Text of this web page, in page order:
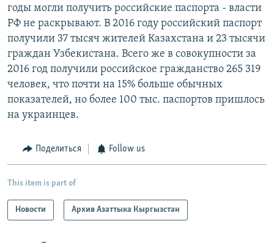
годы могли получить российские паспорта - власти
РФ не раскрывают. В 2016 году российский паспорт
получили 37 тысяч жителей Казахстана и 23 тысячи
граждан Узбекистана. Всего же в совокупности за
2016 год получили российское гражданство 265 319
человек, что почти на 15% больше обычных
показателей, но более 100 тыс. паспортов пришлось
на украинцев.
Поделиться Follow us
This item is part of
Новости Архив Азаттыка Кыргызстан